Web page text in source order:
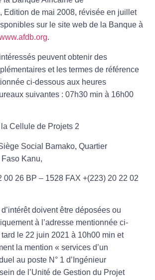
Edition de mai 2008, révisée en juillet
sur le site web de la Banque à
.
peuvent obtenir des
et les termes de référence
ci-dessous aux heures
suivantes : 07h30 min à 16h00
Cellule de Projets 2
Social Bamako, Quartier
Kanu,
00 26 BP – 1528 FAX +(223) 20 22 02
doivent être déposées ou
à l’adresse mentionnée ci-
le 22 juin 2021 à 10h00 min et
la mention « services d’un
au poste N° 1 d’Ingénieur
de l’Unité de Gestion du Projet